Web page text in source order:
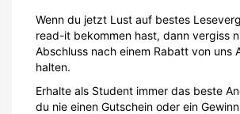
Wenn du jetzt Lust auf bestes
read-it bekommen hast, dann vergiss
Abschluss nach einem Rabatt von uns
halten.
Erhalte als Student immer das beste
du nie einen Gutschein oder ein